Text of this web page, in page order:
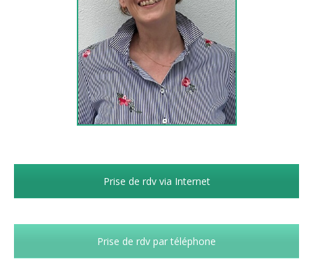
Prise de rdv via Internet
Prise de rdv par téléphone